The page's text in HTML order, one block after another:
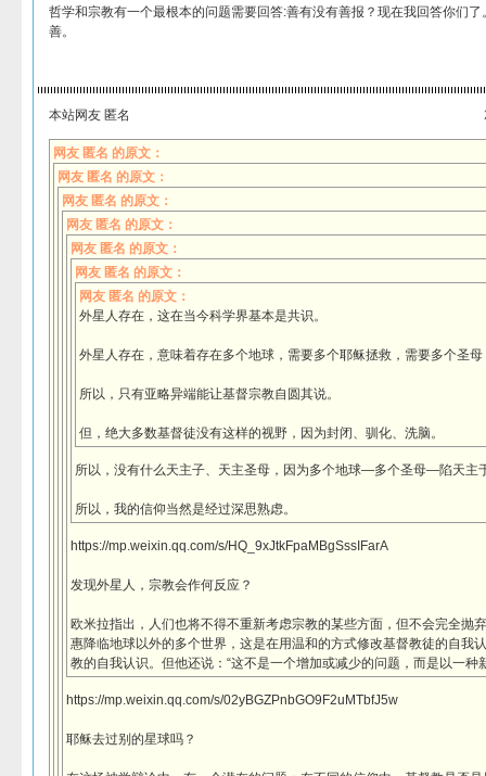
哲学和宗教有一个最根本的问题需要回答:善有没有善报？现在我回答你们
善。
本站网友 匿名
网友 匿名 的原文：
网友 匿名 的原文：
网友 匿名 的原文：
网友 匿名 的原文：
网友 匿名 的原文：
网友 匿名 的原文：
网友 匿名 的原文：
外星人存在，这在当今科学界基本是共识。
外星人存在，意味着存在多个地球，需要多个耶稣拯救，需要多个圣
所以，只有亚略异端能让基督宗教自圆其说。
但，绝大多数基督徒没有这样的视野，因为封闭、驯化、洗脑。
所以，没有什么天主子、天主圣母，因为多个地球—多个圣母—陷天主
所以，我的信仰当然是经过深思熟虑。
https://mp.weixin.qq.com/s/HQ_9xJtkFpaMBgSssIFarA
发现外星人，宗教会作何反应？
欧米拉指出，人们也将不得不重新考虑宗教的某些方面，但不会完全抛
惠降临地球以外的多个世界，这是在用温和的方式修改基督教徒的自我
教的自我认识。但他还说：“这不是一个增加或减少的问题，而是以一种
https://mp.weixin.qq.com/s/02yBGZPnbGO9F2uMTbfJ5w
耶稣去过别的星球吗？